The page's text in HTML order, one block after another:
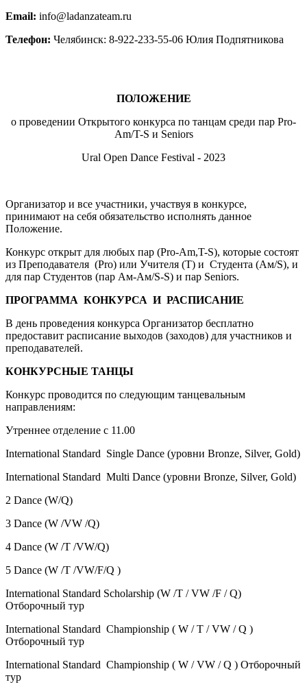
Email: info@ladanzateam.ru
Телефон: Челябинск: 8-922-233-55-06 Юлия Подпятникова
ПОЛОЖЕНИЕ
о проведении Открытого конкурса по танцам среди пар Pro-
Am/T-S и Seniors
Ural Open Dance Festival - 2023
Организатор и все участники, участвуя в конкурсе,
принимают на себя обязательство исполнять данное
Положение.
Конкурс открыт для любых пар (Pro-Am,T-S), которые состоят
из Преподавателя (Pro) или Учителя (T) и Студента (Ам/S), и
для пар Студентов (пар Ам-Ам/S-S) и пар Seniors.
ПРОГРАММА КОНКУРСА И РАСПИСАНИЕ
В день проведения конкурса Организатор бесплатно
предоставит расписание выходов (заходов) для участников и
преподавателей.
КОНКУРСНЫЕ ТАНЦЫ
Конкурс проводится по следующим танцевальным
направлениям:
Утреннее отделение с 11.00
International Standard Single Dance (уровни Bronze, Silver, Gold)
International Standard Multi Dance (уровни Bronze, Silver, Gold)
2 Dance (W/Q)
3 Dance (W /VW /Q)
4 Dance (W /T /VW/Q)
5 Dance (W /T /VW/F/Q )
International Standard Scholarship (W /T / VW /F / Q)
Отборочный тур
International Standard Championship ( W / T / VW / Q )
Отборочный тур
International Standard Championship ( W / VW / Q ) Отборочный
тур